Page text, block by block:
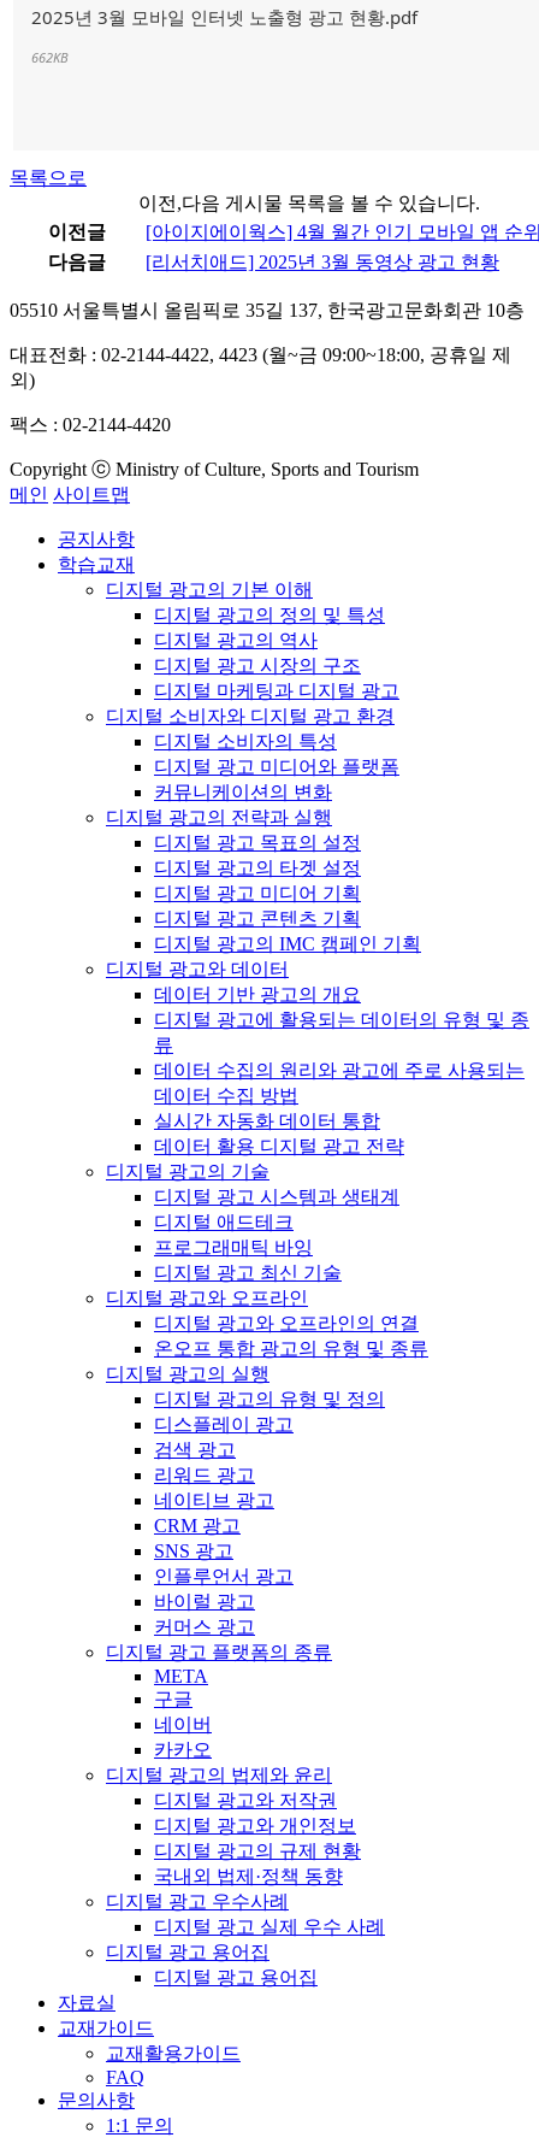
2025년 3월 모바일 인터넷 노출형 광고 현황.pdf
662KB
목록으로
이전,다음 게시물 목록을 볼 수 있습니다.
이전글
[아이지에이웍스] 4월 월간 인기 모바일 앱 순
다음글
[리서치애드] 2025년 3월 동영상 광고 현황
05510 서울특별시 올림픽로 35길 137, 한국광고문화회관 10층
대표전화 : 02-2144-4422, 4423 (월~금 09:00~18:00, 공휴일 제
외)
팩스 : 02-2144-4420
Copyright ⓒ Ministry of Culture, Sports and Tourism
메인 사이트맵
공지사항
학습교재
디지털 광고의 기본 이해
디지털 광고의 정의 및 특성
디지털 광고의 역사
디지털 광고 시장의 구조
디지털 마케팅과 디지털 광고
디지털 소비자와 디지털 광고 환경
디지털 소비자의 특성
디지털 광고 미디어와 플랫폼
커뮤니케이션의 변화
디지털 광고의 전략과 실행
디지털 광고 목표의 설정
디지털 광고의 타겟 설정
디지털 광고 미디어 기획
디지털 광고 콘텐츠 기획
디지털 광고의 IMC 캠페인 기획
디지털 광고와 데이터
데이터 기반 광고의 개요
디지털 광고에 활용되는 데이터의 유형 및 종
류
데이터 수집의 원리와 광고에 주로 사용되는
데이터 수집 방법
실시간 자동화 데이터 통합
데이터 활용 디지털 광고 전략
디지털 광고의 기술
디지털 광고 시스템과 생태계
디지털 애드테크
프로그래매틱 바잉
디지털 광고 최신 기술
디지털 광고와 오프라인
디지털 광고와 오프라인의 연결
온오프 통합 광고의 유형 및 종류
디지털 광고의 실행
디지털 광고의 유형 및 정의
디스플레이 광고
검색 광고
리워드 광고
네이티브 광고
CRM 광고
SNS 광고
인플루언서 광고
바이럴 광고
커머스 광고
디지털 광고 플랫폼의 종류
META
구글
네이버
카카오
디지털 광고의 법제와 윤리
디지털 광고와 저작권
디지털 광고와 개인정보
디지털 광고의 규제 현황
국내외 법제·정책 동향
디지털 광고 우수사례
디지털 광고 실제 우수 사례
디지털 광고 용어집
디지털 광고 용어집
자료실
교재가이드
교재활용가이드
FAQ
문의사항
1:1 문의